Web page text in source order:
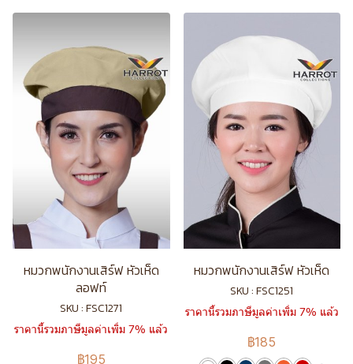
หมวกพนักงานเสิร์ฟ หัวเห็ด
ลอฟท์
SKU : FSC1271
ราคานี้รวมภาษีมูลค่าเพิ่ม 7% แล้ว
฿195
หมวกพนักงานเสิร์ฟ หัวเห็ด
SKU : FSC1251
ราคานี้รวมภาษีมูลค่าเพิ่ม 7% แล้ว
฿185